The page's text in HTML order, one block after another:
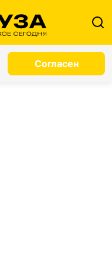
Согласен